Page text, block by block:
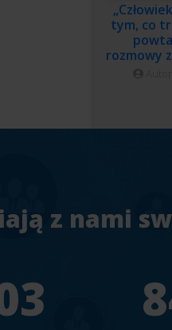
tym, co
rozmowy
z nami